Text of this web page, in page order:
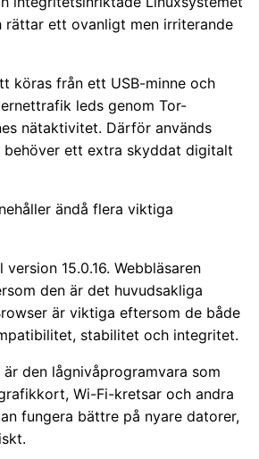
ett ovanligt men irriterande
köras från ett USB-minne och
leds genom Tor-
nätaktivitet. Därför används
behöver ett extra skyddat digitalt
ändå flera viktiga
15.0.16. Webbläsaren
den är det huvudsakliga
är viktiga eftersom de både
stabilitet och integritet.
den lågnivåprogramvara som
Wi-Fi-kretsar och andra
fungera bättre på nyare datorer,